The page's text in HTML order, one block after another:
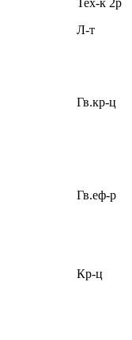
Л-т
Гв.кр-ц
Гв.еф-р
Кр-ц